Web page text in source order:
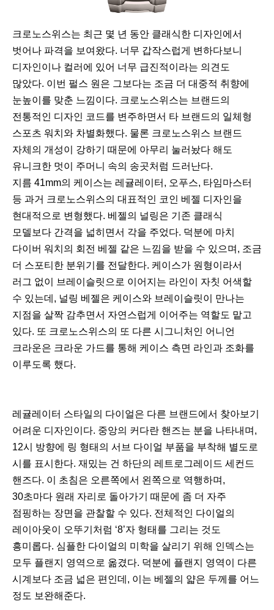
크로노스위스는 최근 몇 년 동안 클래식한 디자인에서
벗어나 파격을 보여왔다. 너무 갑작스럽게 변하다보니
디자인이나 컬러에 있어 너무 급진적이라는 의견도
많았다. 이번 펄스 원은 그보다는 조금 더 대중적 취향에
눈높이를 맞춘 느낌이다. 크로노스위스는 브랜드의
전통적인 디자인 코드를 변주하면서 타 브랜드의 일체형
스포츠 워치와 차별화했다. 물론 크로노스위스 브랜드
자체의 개성이 강하기 때문에 아무리 눌러놨다 해도
유니크한 멋이 주머니 속의 송곳처럼 드러난다.
지름 41mm의 케이스는 레귤레이터, 오푸스, 타임마스터
등 과거 크로노스위스의 대표적인 코인 베젤 디자인을
현대적으로 변형했다. 베젤의 널링은 기존 클래식
모델보다 간격을 넓히면서 각을 주었다. 덕분에 마치
다이버 워치의 회전 베젤 같은 느낌을 받을 수 있으며, 조금
더 스포티한 분위기를 전달한다. 케이스가 원형이라서
러그 없이 브레이슬릿으로 이어지는 라인이 자칫 어색할
수 있는데, 널링 베젤은 케이스와 브레이슬릿이 만나는
지점을 살짝 감추면서 자연스럽게 이어주는 역할도 맡고
있다. 또 크로노스위스의 또 다른 시그니처인 어니언
크라운은 크라운 가드를 통해 케이스 측면 라인과 조화를
이루도록 했다.
레귤레이터 스타일의 다이얼은 다른 브랜드에서 찾아보기
어려운 디자인이다. 중앙의 커다란 핸즈는 분을 나타내며,
12시 방향에 링 형태의 서브 다이얼 부품을 부착해 별도로
시를 표시한다. 재밌는 건 하단의 레트로그레이드 세컨드
핸즈다. 이 초침은 오른쪽에서 왼쪽으로 역행하며,
30초마다 원래 자리로 돌아가기 때문에 좀 더 자주
점핑하는 장면을 관찰할 수 있다. 전체적인 다이얼의
레이아웃이 오뚜기처럼 ‘8’자 형태를 그리는 것도
흥미롭다. 심플한 다이얼의 미학을 살리기 위해 인덱스는
모두 플랜지 영역으로 옮겼다. 덕분에 플랜지 영역이 다른
시계보다 조금 넓은 편인데, 이는 베젤의 얇은 두께를 어느
정도 보완해준다.